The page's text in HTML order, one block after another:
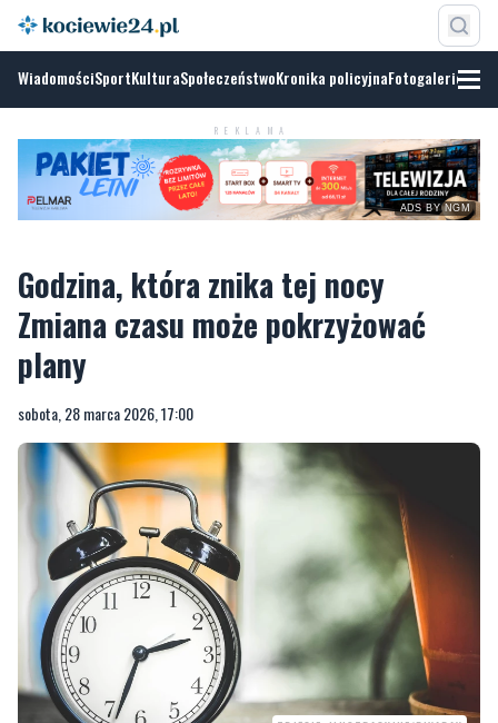
WiadomościSportKulturaSpołeczeństwoKronika policyjnaFotogalerie
REKLAMA
NGM
Godzina, która znika tej nocy
plany
sobota, 28 marca 2026, 17:00
ZDJĘCIE: ILUSTRACYJNE/PIXABAY
Już w nocy z 28 na 29 marca 2026 roku w całej Polska nastąpi